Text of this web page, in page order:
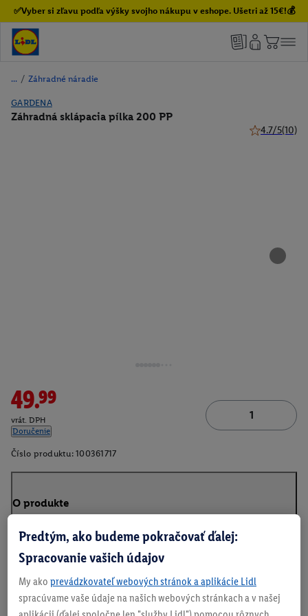
✅Vyber si zľavu podľa výšky svojho nákupu v eshope. Ušetri až 15€!💰
/ Záhradné náradie
GARDENA
Záhradná sklápacia pílka 200 PP
4.7/5(10)
49.99
vrát. DPH
Doručenie
Číslo produktu: 100361717
O produkte
Predtým, ako budeme pokračovať ďalej:
Spracovanie vašich údajov
My ako prevádzkovateľ webových stránok a aplikácie Lidl
spracúvame vaše údaje na našich webových stránkach a v našej